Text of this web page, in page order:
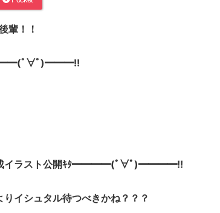
輩！！
ﾀ━━━(ﾟ∀ﾟ)━━━!!
完成イラスト公開ｷﾀ━━━━(ﾟ∀ﾟ)━━━━!!
イシュタル待つべきかね？？？